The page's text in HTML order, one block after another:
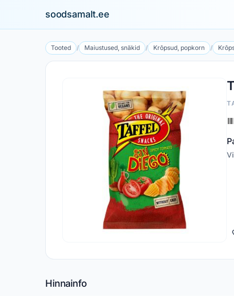
soodsamalt.ee
Tooted / Maiustused, snäkid / Krõpsud, popkorn /
Hinnainfo